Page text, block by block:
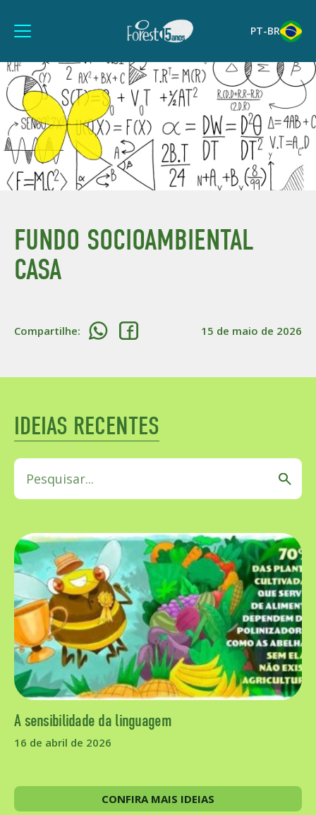
PT-BR
FUNDO SOCIOAMBIENTAL
CASA
Compartilhe: 15 de maio de 2026
IDEIAS RECENTES
A sensibilidade da linguagem
16 de abril de 2026
CONFIRA MAIS IDEIAS